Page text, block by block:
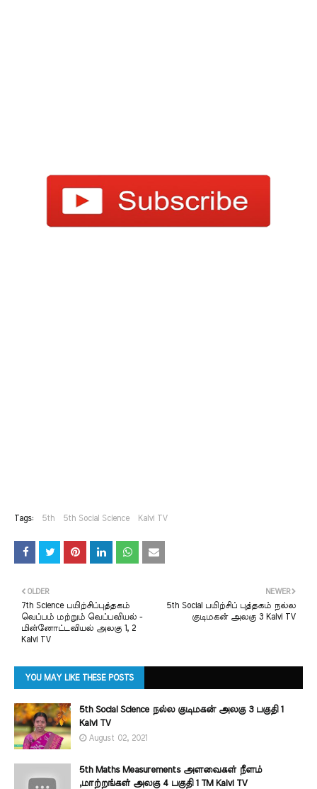
Tags: 5th 5th Social Science Kalvi TV
NEWER
5th Social பயிற்சிப் புத்தகம் நல்ல
குடிமகன் அலகு 3 Kalvi TV
OLDER
7th Science பயிற்சிப்புத்தகம்
வெப்பம் மற்றும் வெப்பவியல் -
மின்னோட்டவியல் அலகு 1, 2
Kalvi TV
YOU MAY LIKE THESE POSTS
5th Social Science நல்ல குடிமகன் அலகு 3 பகுதி 1
Kalvi TV
August 02, 2021
5th Maths Measurements அளவைகள் நீளம்
,மாற்றங்கள் அலகு 4 பகுதி 1 TM Kalvi TV